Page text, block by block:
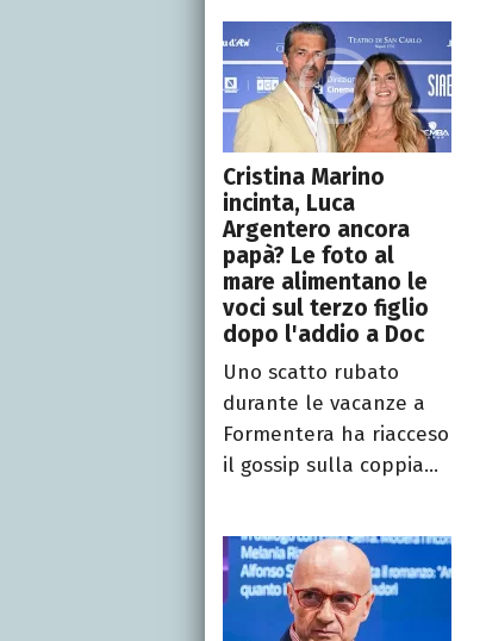
Cristina Marino
incinta, Luca
Argentero ancora
papà? Le foto al
mare alimentano le
voci sul terzo figlio
dopo l'addio a Doc
Uno scatto rubato
durante le vacanze a
Formentera ha riacceso
il gossip sulla coppia...